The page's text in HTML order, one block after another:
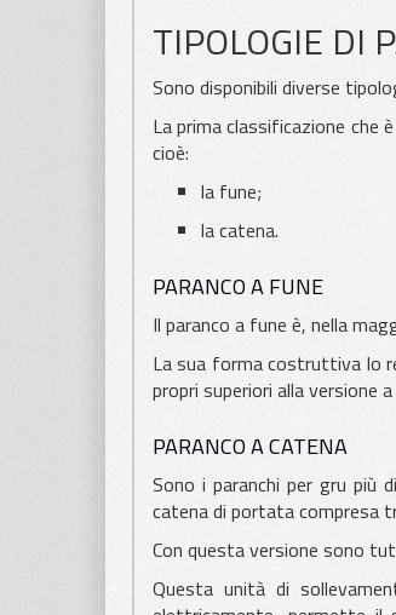
PER VETRO
APPLICAZIONI
PER LEGNO
TIPOLOGIE DI
Sono disponibili diverse
La prima classificazione che
cioè:
la fune;
la catena.
PARANCO A FUNE
Il paranco a fune è, nella
La sua forma costruttiva lo
propri superiori alla versione
PARANCO A CATENA
Sono i paranchi per gru più
catena di portata compresa
Con questa versione sono
Questa unità di